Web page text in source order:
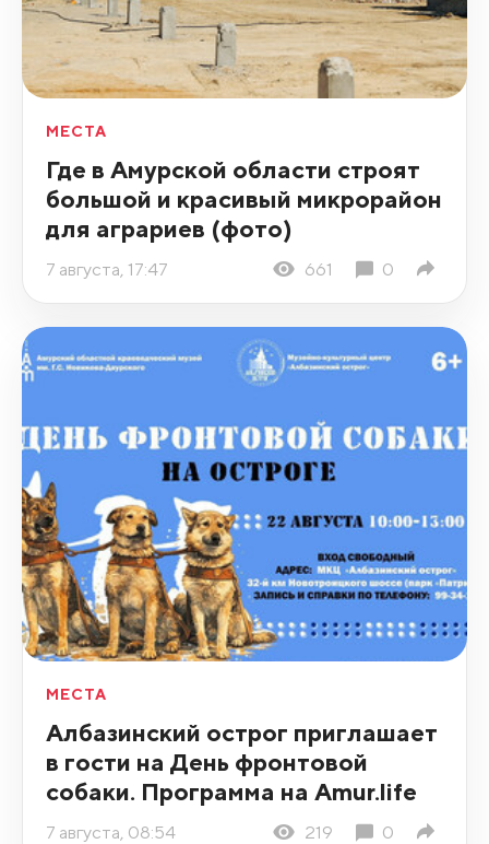
МЕСТА
Где в Амурской области строят
большой и красивый микрорайон
для аграриев (фото)
7 августа, 17:47 661 0
МЕСТА
Албазинский острог приглашает
в гости на День фронтовой
собаки. Программа на Amur.life
7 августа, 08:54 219 0